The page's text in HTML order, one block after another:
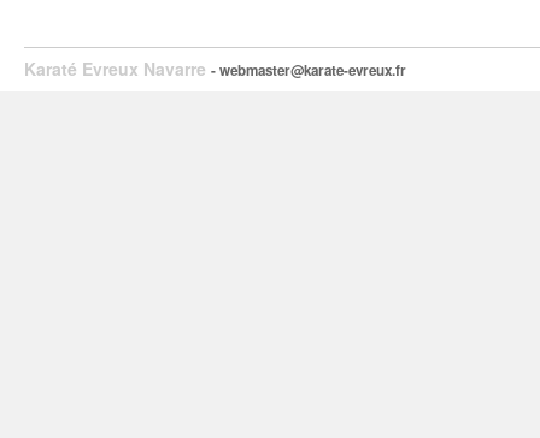
Karaté Evreux Navarre - webmaster@karate-evreux.fr